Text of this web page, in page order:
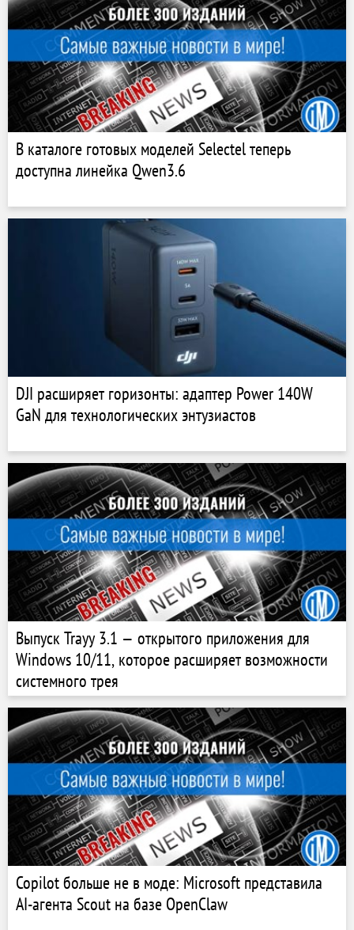
В каталоге готовых моделей Selectel теперь
доступна линейка Qwen3.6
DJI расширяет горизонты: адаптер Power 140W
GaN для технологических энтузиастов
Выпуск Trayy 3.1 — открытого приложения для
Windows 10/11, которое расширяет возможности
системного трея
Copilot больше не в моде: Microsoft представила
AI-агента Scout на базе OpenClaw